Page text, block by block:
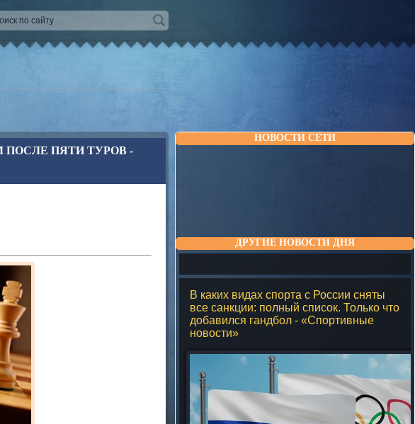
НОВОСТИ СЕТИ
ДРУГИЕ НОВОСТИ ДНЯ
В каких видах спорта с России сняты
все санкции: полный список. Только что
добавился гандбол - «Спортивные
новости»
ПЯТИ ТУРОВ -